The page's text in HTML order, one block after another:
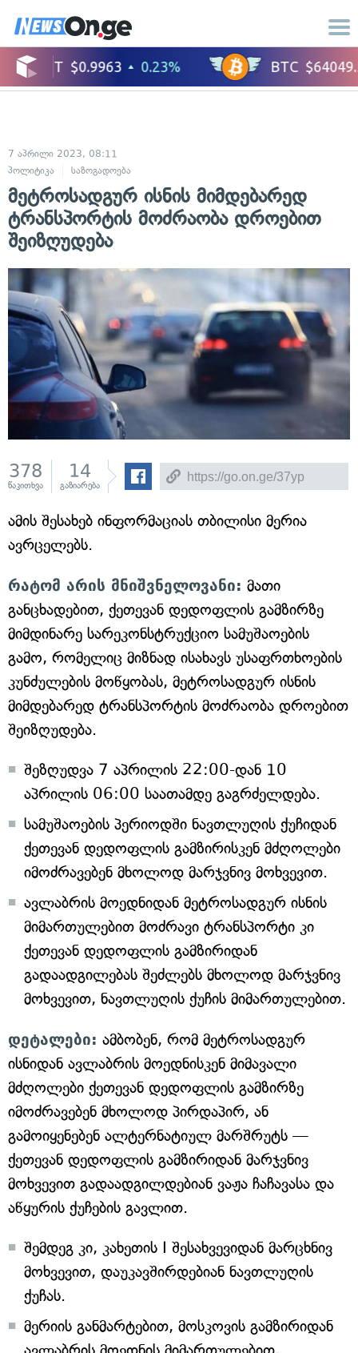
7 აპრილი 2023, 08:11
პოლიტიკა
საზოგადოება
მეტროსადგურ ისნის მიმდებარედ
ტრანსპორტის მოძრაობა დროებით
შეიზღუდება
378
წაკითხვა
14
გაზიარება
ამის შესახებ ინფორმაციას თბილისი მერია
ავრცელებს.
რატომ არის მნიშვნელოვანი: მათი
განცხადებით, ქეთევან დედოფლის გამზირზე
მიმდინარე სარეკონსტრუქციო სამუშაოების
გამო, რომელიც მიზნად ისახავს უსაფრთხოების
კუნძულების მოწყობას, მეტროსადგურ ისნის
მიმდებარედ ტრანსპორტის მოძრაობა დროებით
შეიზღუდება.
შეზღუდვა 7 აპრილის 22:00-დან 10
აპრილის 06:00 საათამდე გაგრძელდება.
სამუშაოების პერიოდში ნავთლუღის ქუჩიდან
ქეთევან დედოფლის გამზირისკენ მძღოლები
იმოძრავებენ მხოლოდ მარჯვნივ მოხვევით.
ავლაბრის მოედნიდან მეტროსადგურ ისნის
მიმართულებით მოძრავი ტრანსპორტი კი
ქეთევან დედოფლის გამზირიდან
გადაადგილებას შეძლებს მხოლოდ მარჯვნივ
მოხვევით, ნავთლუღის ქუჩის მიმართულებით.
დეტალები: ამბობენ, რომ მეტროსადგურ
ისნიდან ავლაბრის მოედნისკენ მიმავალი
მძღოლები ქეთევან დედოფლის გამზირზე
იმოძრავებენ მხოლოდ პირდაპირ, ან
გამოიყენებენ ალტერნატიულ მარშრუტს —
ქეთევან დედოფლის გამზირიდან მარჯვნივ
მოხვევით გადაადგილდებიან ვაჟა ჩაჩავასა და
აწყურის ქუჩების გავლით.
შემდეგ კი, კახეთის I შესახვევიდან მარცხნივ
მოხვევით, დაუკავშირდებიან ნავთლუღის
ქუჩას.
მერიის განმარტებით, მოსკოვის გამზირიდან